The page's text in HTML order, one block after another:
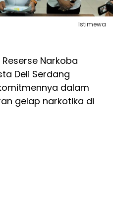
Istimewa
Reserse Narkoba
Deli Serdang
dalam
gelap narkotika di